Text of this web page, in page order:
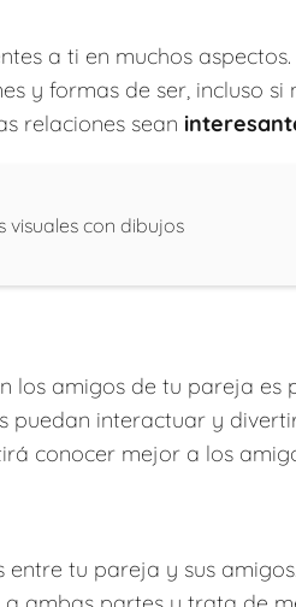
a ti en muchos
y formas de ser, incluso
relaciones sean
con dibujos
los amigos de tu pareja es
puedan interactuar y
conocer mejor a los
tu pareja y sus